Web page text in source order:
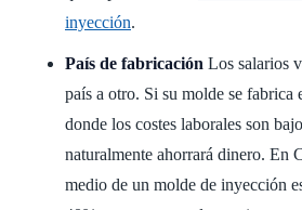
inyección.
País de fabricación Los salarios
país a otro. Si su molde se fabrica
donde los costes laborales son
naturalmente ahorrará dinero. En
medio de un molde de inyección